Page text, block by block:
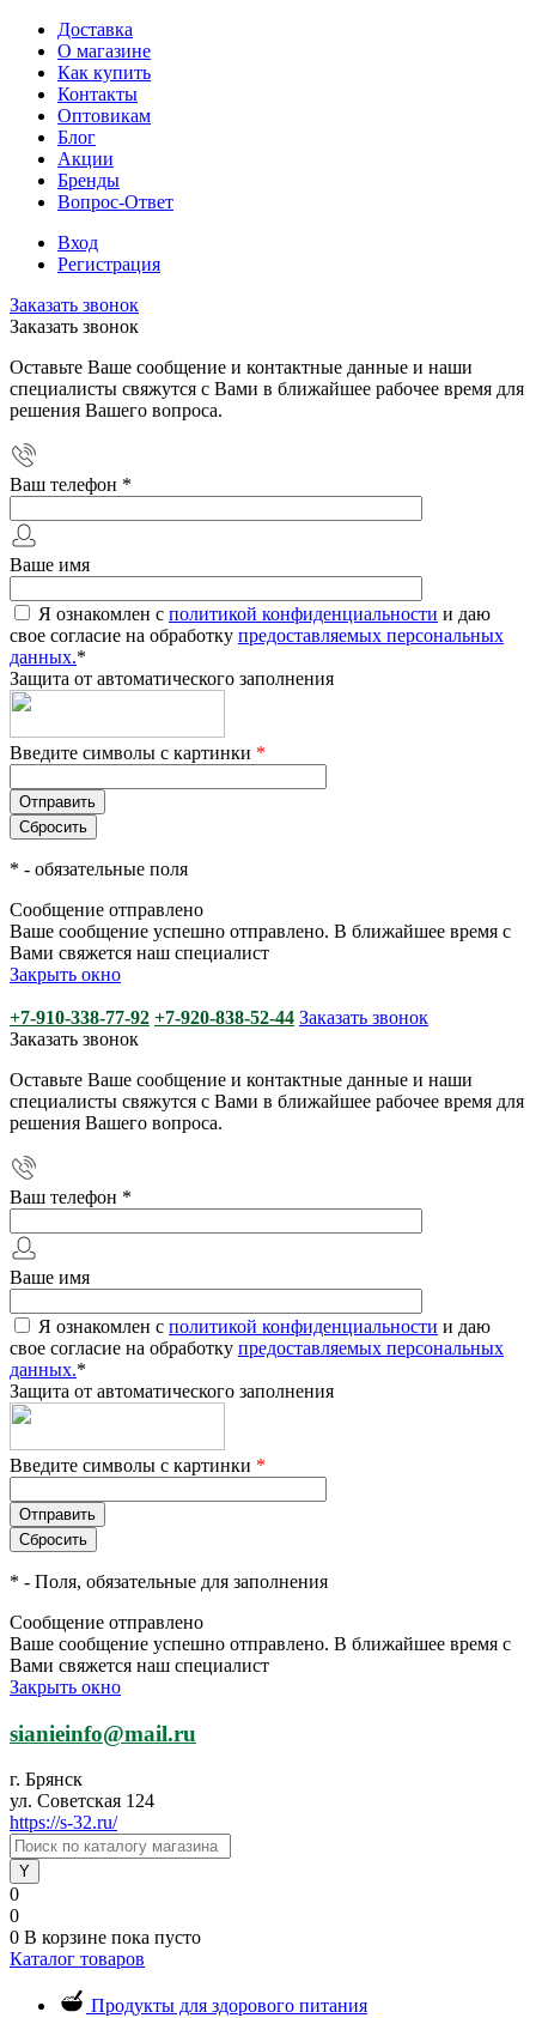
Доставка
О магазине
Как купить
Контакты
Оптовикам
Блог
Акции
Бренды
Вопрос-Ответ
Вход
Регистрация
Заказать звонок
Заказать звонок
Оставьте Ваше сообщение и контактные данные и наши
специалисты свяжутся с Вами в ближайшее рабочее время для
решения Вашего вопроса.
Ваш телефон *
Ваше имя
Я ознакомлен с политикой конфиденциальности и даю
свое согласие на обработку предоставляемых персональных
данных.*
Защита от автоматического заполнения
Введите символы с картинки *
* - обязательные поля
Сообщение отправлено
Ваше сообщение успешно отправлено. В ближайшее время с
Вами свяжется наш специалист
Закрыть окно
+7-910-338-77-92 +7-920-838-52-44 Заказать звонок
Заказать звонок
Оставьте Ваше сообщение и контактные данные и наши
специалисты свяжутся с Вами в ближайшее рабочее время для
решения Вашего вопроса.
Ваш телефон *
Ваше имя
Я ознакомлен с политикой конфиденциальности и даю
свое согласие на обработку предоставляемых персональных
данных.*
Защита от автоматического заполнения
Введите символы с картинки *
* - Поля, обязательные для заполнения
Сообщение отправлено
Ваше сообщение успешно отправлено. В ближайшее время с
Вами свяжется наш специалист
Закрыть окно
sianieinfo@mail.ru
г. Брянск
ул. Советская 124
https://s-32.ru/
0
0
0 В корзине пока пусто
Каталог товаров
Продукты для здорового питания